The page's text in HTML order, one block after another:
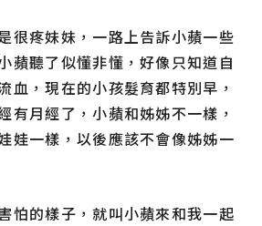
很疼妹妹，一路上告訴小蘋一些
蘋聽了似懂非懂，好像只知道自
血，現在的小孩髮育都特別早，
有月經了，小蘋和姊姊不一樣，
娃一樣，以後應該不會像姊姊一
怕的樣子，就叫小蘋來和我一起